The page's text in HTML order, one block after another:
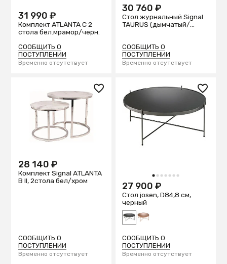
31 990 ₽
Комплект ATLANTA C 2
стола бел.мрамор/черн.
СООБЩИТЬ О
ПОСТУПЛЕНИИ
Временно отсутствует
30 760 ₽
Стол журнальный Signal
TAURUS (дымчатый/
СООБЩИТЬ О
ПОСТУПЛЕНИИ
Временно отсутствует
28 140 ₽
Комплект Signal ATLANTA
B II, 2стола бел/хром
СООБЩИТЬ О
ПОСТУПЛЕНИИ
Временно отсутствует
1 2 3 4 5 6 7
27 900 ₽
Стол josen, D84,8 см,
черный
СООБЩИТЬ О
ПОСТУПЛЕНИИ
Временно отсутствует